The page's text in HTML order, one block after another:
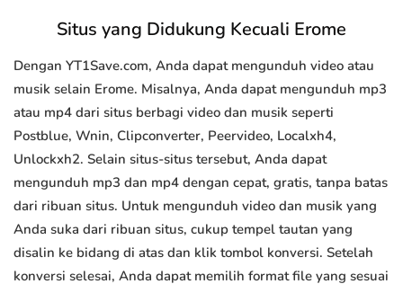
Situs yang Didukung Kecuali Erome
Dengan YT1Save.com, Anda dapat mengunduh video atau
musik selain Erome. Misalnya, Anda dapat mengunduh mp3
atau mp4 dari situs berbagi video dan musik seperti
Postblue, Wnin, Clipconverter, Peervideo, Localxh4,
Unlockxh2. Selain situs-situs tersebut, Anda dapat
mengunduh mp3 dan mp4 dengan cepat, gratis, tanpa batas
dari ribuan situs. Untuk mengunduh video dan musik yang
Anda suka dari ribuan situs, cukup tempel tautan yang
disalin ke bidang di atas dan klik tombol konversi. Setelah
konversi selesai, Anda dapat memilih format file yang sesuai